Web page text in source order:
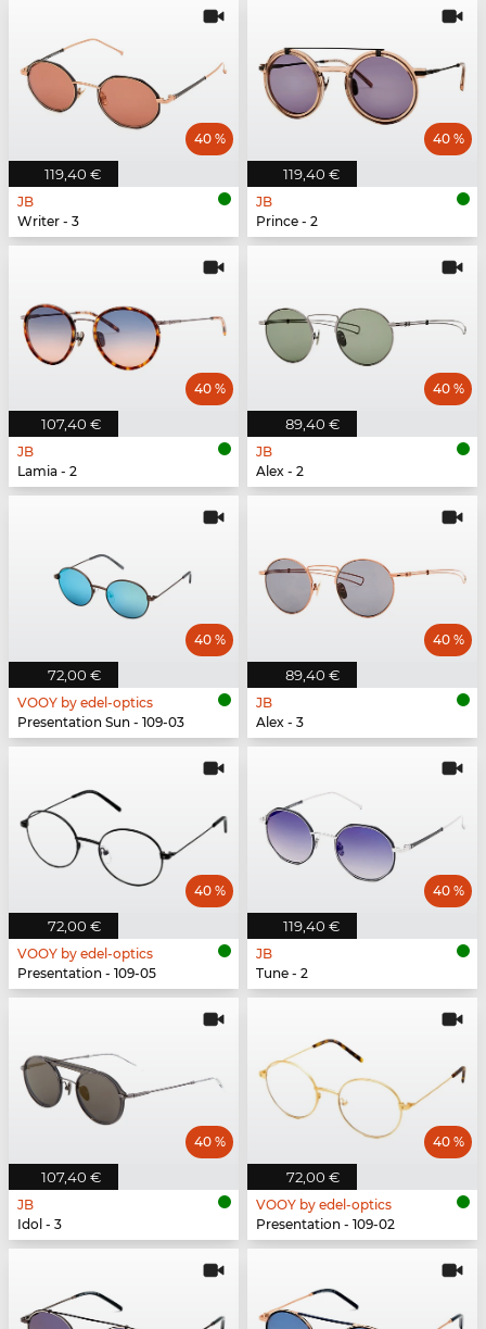
119,40 €
40 %
JB
Writer - 3
119,40 €
40 %
JB
Prince - 2
107,40 €
40 %
JB
Lamia - 2
89,40 €
40 %
JB
Alex - 2
72,00 €
40 %
VOOY by edel-optics
Presentation Sun - 109-03
89,40 €
40 %
JB
Alex - 3
72,00 €
40 %
VOOY by edel-optics
Presentation - 109-05
119,40 €
40 %
JB
Tune - 2
107,40 €
40 %
JB
Idol - 3
72,00 €
40 %
VOOY by edel-optics
Presentation - 109-02